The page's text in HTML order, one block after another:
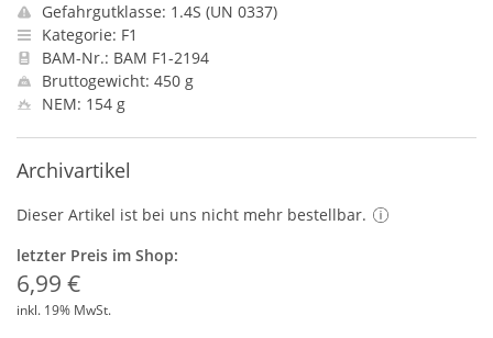
Gefahrgutklasse: 1.4S (UN 0337)
Kategorie: F1
BAM-Nr.: BAM F1-2194
Bruttogewicht: 450 g
NEM: 154 g
Archivartikel
Dieser Artikel ist bei uns nicht mehr bestellbar.
letzter Preis im Shop:
6,99 €
inkl. 19% MwSt.